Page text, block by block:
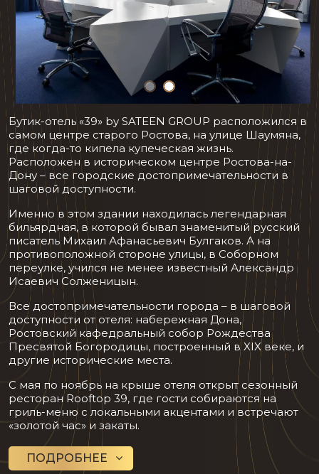
Бутик-отель «39» by SATEEN GROUP расположился в
самом центре старого Ростова, на улице Шаумяна,
где когда-то кипела купеческая жизнь.
Расположен в историческом центре Ростова-на-
Дону – все городские достопримечательности в
шаговой доступности.
Именно в этом здании находилась легендарная
бильярдная, в которой бывал знаменитый русский
писатель Михаил Афанасьевич Булгаков. А на
противоположной стороне улицы, в Соборном
переулке, учился не менее известный Александр
Исаевич Солженицын.
Все достопримечательности города – в шаговой
доступности от отеля: набережная Дона,
Ростовский кафедральный собор Рождества
Пресвятой Богородицы, построенный в XIX веке, и
другие исторические места.
С мая по ноябрь на крыше отеля открыт сезонный
ресторан Rooftop 39, где гости собираются на
гриль-меню с локальными акцентами и встречают
«золотой час» и закаты.
ПОДРОБНЕЕ